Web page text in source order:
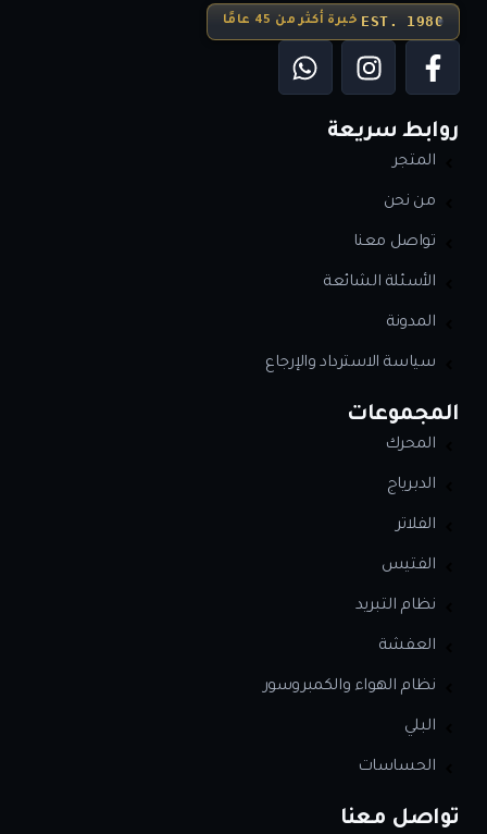
EST. 1980خبرة أكثر من 45 عامًا
روابط سريعة
المتجر
من نحن
تواصل معنا
الأسئلة الشائعة
المدونة
سياسة الاسترداد والإرجاع
المجموعات
المحرك
الدبرياج
الفلاتر
الفتيس
نظام التبريد
العفشة
نظام الهواء والكمبروسور
البلي
الحساسات
تواصل معنا